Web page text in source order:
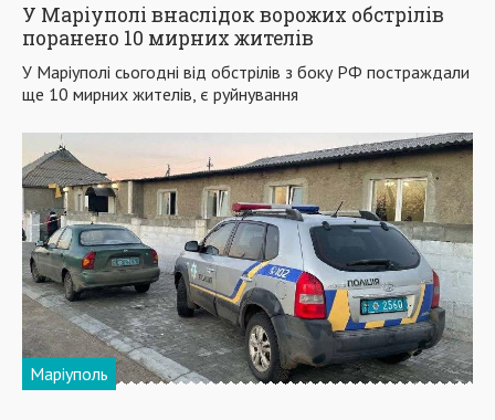
У Маріуполі внаслідок ворожих обстрілів
поранено 10 мирних жителів
У Маріуполі сьогодні від обстрілів з боку РФ постраждали
ще 10 мирних жителів, є руйнування
Маріуполь